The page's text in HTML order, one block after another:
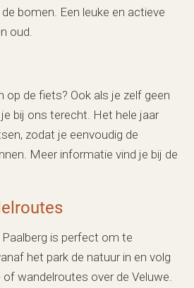
bomen. Een leuke en actieve
oud.
op de fiets? Ook als je zelf geen
bij ons terecht. Het hele jaar
zodat je eenvoudig de
Meer informatie vind je bij de
is perfect om te
het park de natuur in en volg
wandelroutes over de Veluwe.